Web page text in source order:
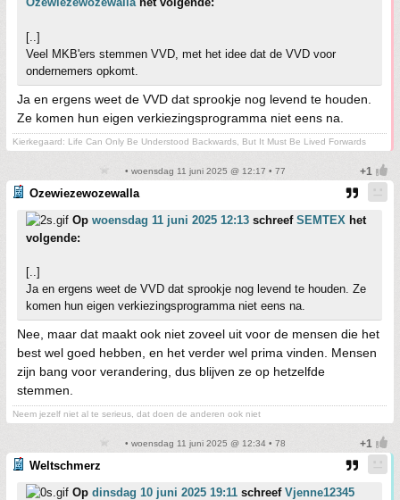
[..]
Veel MKB'ers stemmen VVD, met het idee dat de VVD voor
ondernemers opkomt.
Ja en ergens weet de VVD dat sprookje nog levend te houden.
Ze komen hun eigen verkiezingsprogramma niet eens na.
Kierkegaard: Life Can Only Be Understood Backwards, But It Must Be Lived Forwards
• woensdag 11 juni 2025 @ 12:17 • 77
Ozewiezewozewalla
Op woensdag 11 juni 2025 12:13 schreef SEMTEX het
volgende:
[..]
Ja en ergens weet de VVD dat sprookje nog levend te houden. Ze
komen hun eigen verkiezingsprogramma niet eens na.
Nee, maar dat maakt ook niet zoveel uit voor de mensen die het
best wel goed hebben, en het verder wel prima vinden. Mensen
zijn bang voor verandering, dus blijven ze op hetzelfde
stemmen.
Neem jezelf niet al te serieus, dat doen de anderen ook niet
• woensdag 11 juni 2025 @ 12:34 • 78
Weltschmerz
Op dinsdag 10 juni 2025 19:11 schreef Vjenne12345